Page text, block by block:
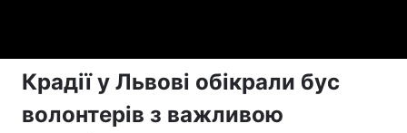
Крадії у Львові обікрали бус
волонтерів з важливою